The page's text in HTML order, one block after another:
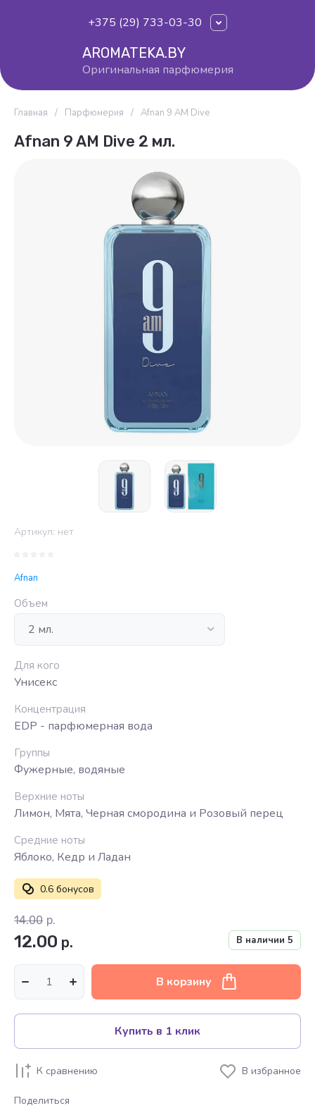
+375 (29) 733-03-30
AROMATEKA.BY
Оригинальная парфюмерия
Главная / Парфюмерия / Afnan 9 AM Dive
Afnan 9 AM Dive 2 мл.
Артикул: нет
Afnan
Объем
Для кого
Унисекс
Концентрация
EDP - парфюмерная вода
Группы
Фужерные, водяные
Верхние ноты
Лимон, Мята, Черная смородина и Розовый перец
Средние ноты
Яблоко, Кедр и Ладан
0.6 бонусов
В наличии 5
14.00 р.
12.00 р.
В корзину
Купить в 1 клик
К сравнению В избранное
Поделиться